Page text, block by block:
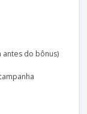
antes do bônus)